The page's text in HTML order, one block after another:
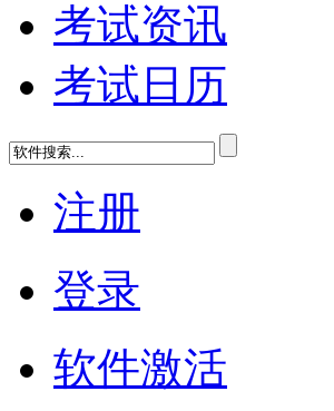
考试资讯
考试日历
注册
登录
软件激活